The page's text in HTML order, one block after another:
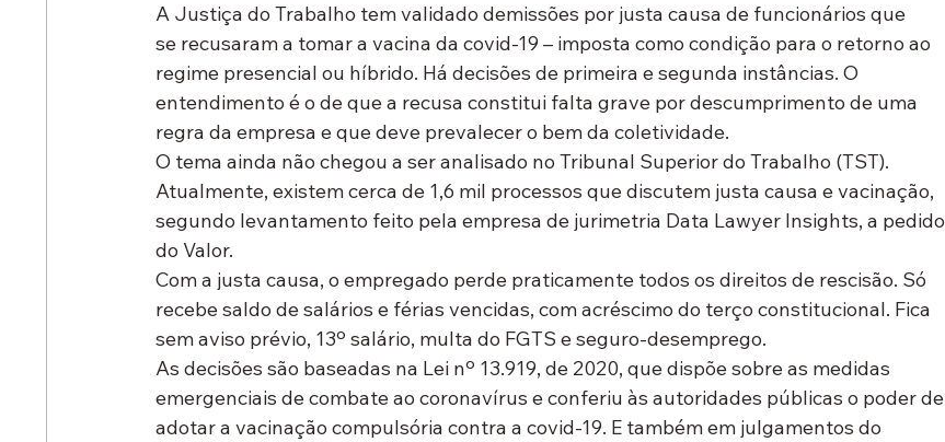
A Justiça do Trabalho tem validado demissões por justa causa de funcionários que
se recusaram a tomar a vacina da covid-19 – imposta como condição para o retorno ao
regime presencial ou híbrido. Há decisões de primeira e segunda instâncias. O
entendimento é o de que a recusa constitui falta grave por descumprimento de uma
regra da empresa e que deve prevalecer o bem da coletividade.
O tema ainda não chegou a ser analisado no Tribunal Superior do Trabalho (TST).
Atualmente, existem cerca de 1,6 mil processos que discutem justa causa e vacinação,
segundo levantamento feito pela empresa de jurimetria Data Lawyer Insights, a pedido
do Valor.
Com a justa causa, o empregado perde praticamente todos os direitos de rescisão. Só
recebe saldo de salários e férias vencidas, com acréscimo do terço constitucional. Fica
sem aviso prévio, 13º salário, multa do FGTS e seguro-desemprego.
As decisões são baseadas na Lei nº 13.919, de 2020, que dispõe sobre as medidas
emergenciais de combate ao coronavírus e conferiu às autoridades públicas o poder de
adotar a vacinação compulsória contra a covid-19. E também em julgamentos do